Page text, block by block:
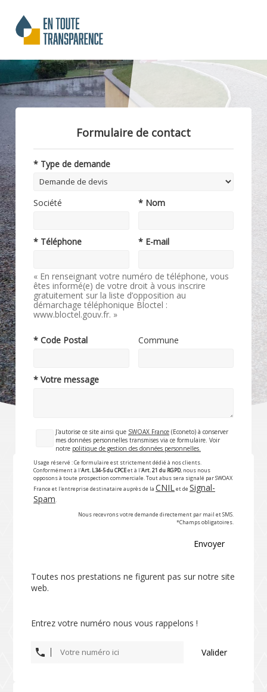
Formulaire de contact
* Type de demande
Société * Nom
* Téléphone * E-mail
« En renseignant votre numéro de téléphone, vous
êtes informé(e) de votre droit à vous inscrire
gratuitement sur la liste d’opposition au
démarchage téléphonique Bloctel :
www.bloctel.gouv.fr. »
* Code Postal Commune
* Votre message
J'autorise ce site ainsi que SWOAX France (Econeto) à conserver
mes données personnelles transmises via ce formulaire. Voir
notre politique de gestion des données personnelles.
Usage réservé : Ce formulaire est strictement dédié à nos clients.
Conformément à l'Art. L34-5 du CPCEet à l'Art. 21 du RGPD, nous nous
opposons à toute prospection commerciale. Tout abus sera signalé par SWOAX
France et l'entreprise destinataire auprès de la CNILet de Signal-
Spam.
Nous recevrons votre demande directement par mail et SMS.
*Champs obligatoires.
Envoyer
Toutes nos prestations ne figurent pas sur notre site
web.
Entrez votre numéro nous vous rappelons !
Valider